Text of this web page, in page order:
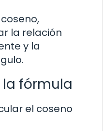
la relación
y la
la fórmula
el coseno